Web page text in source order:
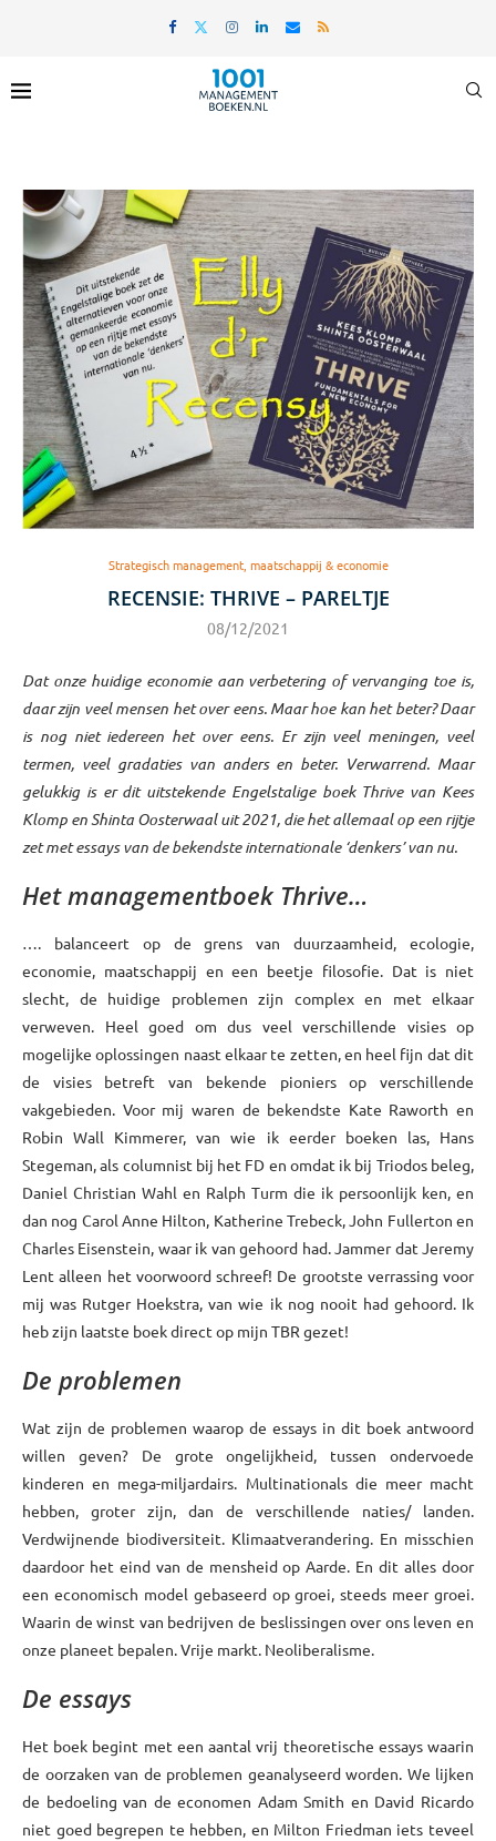
Strategisch management, maatschappij & economie
RECENSIE: THRIVE – PARELTJE
08/12/2021
Dat onze huidige economie aan verbetering of vervanging toe is,
daar zijn veel mensen het over eens. Maar hoe kan het beter? Daar
is nog niet iedereen het over eens. Er zijn veel meningen, veel
termen, veel gradaties van anders en beter. Verwarrend. Maar
gelukkig is er dit uitstekende Engelstalige boek Thrive van Kees
Klomp en Shinta Oosterwaal uit 2021, die het allemaal op een rijtje
zet met essays van de bekendste internationale ‘denkers’ van nu.
Het managementboek Thrive…
…. balanceert op de grens van duurzaamheid, ecologie,
economie, maatschappij en een beetje filosofie. Dat is niet
slecht, de huidige problemen zijn complex en met elkaar
verweven. Heel goed om dus veel verschillende visies op
mogelijke oplossingen naast elkaar te zetten, en heel fijn dat dit
de visies betreft van bekende pioniers op verschillende
vakgebieden. Voor mij waren de bekendste Kate Raworth en
Robin Wall Kimmerer, van wie ik eerder boeken las, Hans
Stegeman, als columnist bij het FD en omdat ik bij Triodos beleg,
Daniel Christian Wahl en Ralph Turm die ik persoonlijk ken, en
dan nog Carol Anne Hilton, Katherine Trebeck, John Fullerton en
Charles Eisenstein, waar ik van gehoord had. Jammer dat Jeremy
Lent alleen het voorwoord schreef! De grootste verrassing voor
mij was Rutger Hoekstra, van wie ik nog nooit had gehoord. Ik
heb zijn laatste boek direct op mijn TBR gezet!
De problemen
Wat zijn de problemen waarop de essays in dit boek antwoord
willen geven? De grote ongelijkheid, tussen ondervoede
kinderen en mega-miljardairs. Multinationals die meer macht
hebben, groter zijn, dan de verschillende naties/ landen.
Verdwijnende biodiversiteit. Klimaatverandering. En misschien
daardoor het eind van de mensheid op Aarde. En dit alles door
een economisch model gebaseerd op groei, steeds meer groei.
Waarin de winst van bedrijven de beslissingen over ons leven en
onze planeet bepalen. Vrije markt. Neoliberalisme.
De essays
Het boek begint met een aantal vrij theoretische essays waarin
de oorzaken van de problemen geanalyseerd worden. We lijken
de bedoeling van de economen Adam Smith en David Ricardo
niet goed begrepen te hebben, en Milton Friedman iets teveel